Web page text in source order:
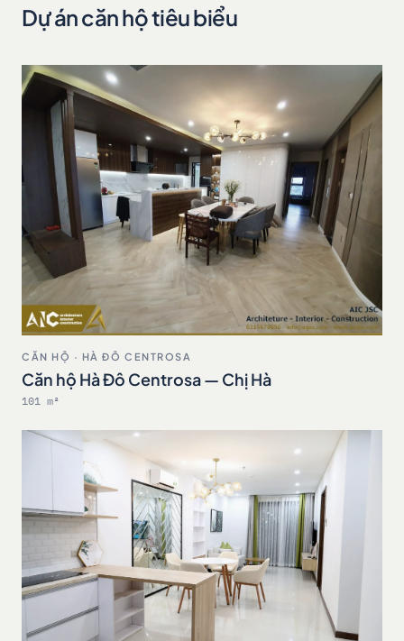
Dự án căn hộ tiêu biểu
CĂN HỘ · HÀ ĐÔ CENTROSA
Căn hộ Hà Đô Centrosa — Chị Hà
101 m²